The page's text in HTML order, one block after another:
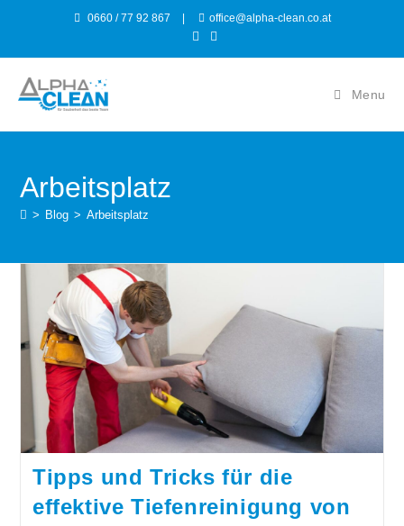
0660 / 77 92 867 office@alpha-clean.co.at
Menu
Arbeitsplatz
> Blog > Arbeitsplatz
Tipps und Tricks für die
effektive Tiefenreinigung von